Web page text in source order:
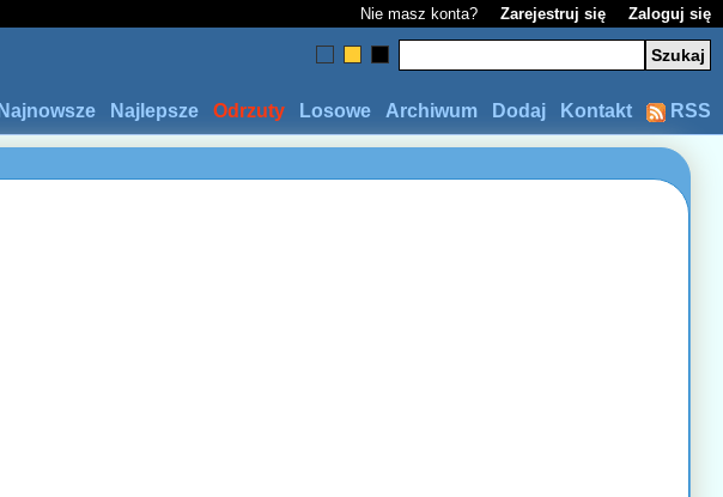
Nie masz konta? Zarejestruj się Zaloguj się
RSS
Kontakt
Dodaj
Archiwum
Losowe
Odrzuty
Najlepsze
Najnowsze